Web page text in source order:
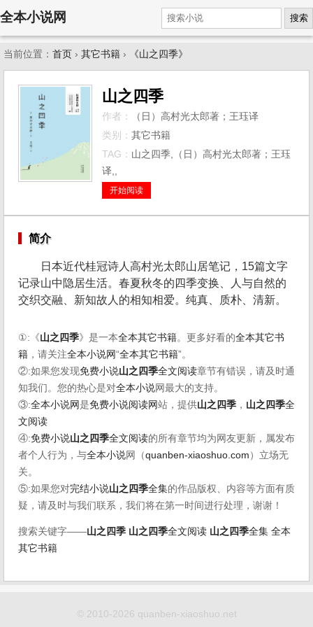
全本小说网 搜索
当前位置： 首页 › 其它书籍 › 《山之四季》
山之四季
作者：
（日）高村光太郎著；王珏译
类别： 其它书籍
TAG： 山之四季,（日）高村光太郎著；王珏
译,,
开始阅读
简介
日本近代桂冠诗人高村光太郎山居笔记，15篇文字
记录山中隐居生活。春夏秋冬的四季变换、人与自然的
交织交融、新知故人的相知相爱。纯真、质朴、清新。
①:《山之四季》是一本全本其它书籍。更多好看的全本其它书
籍 ，请关注全本小说网“全本其它书籍”。
②:如果您发现免费小说山之四季全文阅读章节有错误，请及时通
知我们。您的热心是对全本小说网最大的支持。
③:全本小说网是免费小说阅读网站，提供山之四季 ， 山之四季全
文阅读
④:免费小说山之四季全文阅读的所有章节均为网友更新，属发布
者个人行为，与全本小说网（quanben-xiaoshuo.com ）立场无
关。
⑤:如果您对完结小说山之四季全集的作品版权、内容等方面有质
疑，请及时与我们联系，我们将在第一时间进行处理，谢谢！
搜索关键字——山之四季 山之四季全文阅读 山之四季全集 全本
其它书籍
© 2010-2026 quanben-xiaoshuo.net